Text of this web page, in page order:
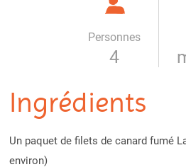
Personnes
4
Ingrédients
Un paquet de filets de canard fumé
environ)